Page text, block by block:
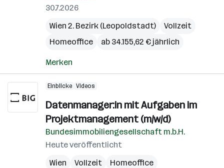
30.7.2026
Wien 2. Bezirk (Leopoldstadt)
Vollzeit
Homeoffice
ab 34.155,62 € jährlich
Merken
Einblicke Videos
Datenmanager:in mit Aufgaben im
Projektmanagement (m/w/d)
Bundesimmobiliengesellschaft m.b.H.
Heute veröffentlicht
Wien
Vollzeit
Homeoffice